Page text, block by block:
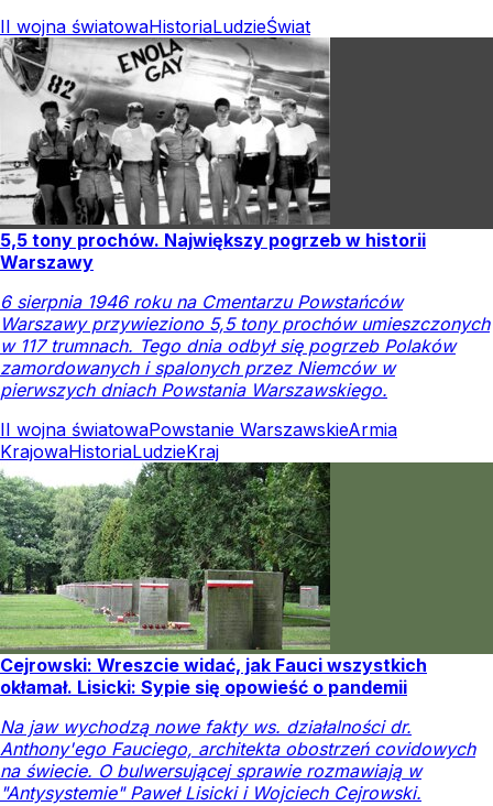
II wojna światowaHistoriaLudzieŚwiat
5,5 tony prochów. Największy pogrzeb w historii
Warszawy
6 sierpnia 1946 roku na Cmentarzu Powstańców
Warszawy przywieziono 5,5 tony prochów umieszczonych
w 117 trumnach. Tego dnia odbył się pogrzeb Polaków
zamordowanych i spalonych przez Niemców w
pierwszych dniach Powstania Warszawskiego.
II wojna światowaPowstanie WarszawskieArmia
KrajowaHistoriaLudzieKraj
Cejrowski: Wreszcie widać, jak Fauci wszystkich
okłamał. Lisicki: Sypie się opowieść o pandemii
Na jaw wychodzą nowe fakty ws. działalności dr.
Anthony'ego Fauciego, architekta obostrzeń covidowych
na świecie. O bulwersującej sprawie rozmawiają w
"Antysystemie" Paweł Lisicki i Wojciech Cejrowski.